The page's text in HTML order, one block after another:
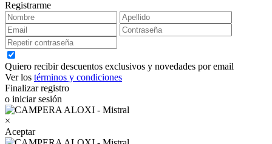
Registrarme
Quiero recibir descuentos exclusivos y novedades por email
Ver los términos y condiciones
Finalizar registro
o iniciar sesión
×
Aceptar